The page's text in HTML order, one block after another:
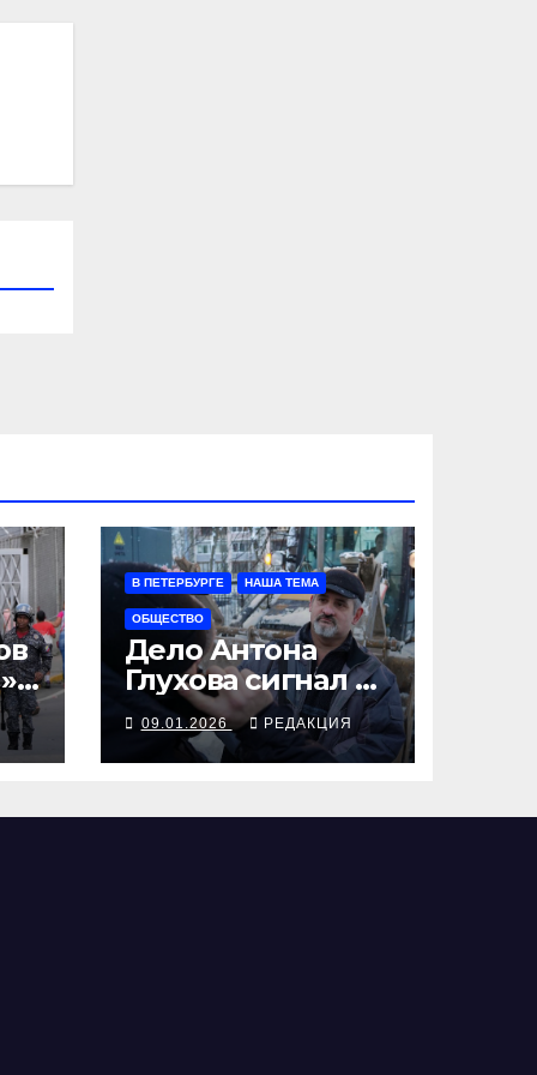
В ПЕТЕРБУРГЕ НАША ТЕМА
ОБЩЕСТВО
Дело Антона
Глухова сигнал к
сопротивлению
09.01.2026 РЕДАКЦИЯ